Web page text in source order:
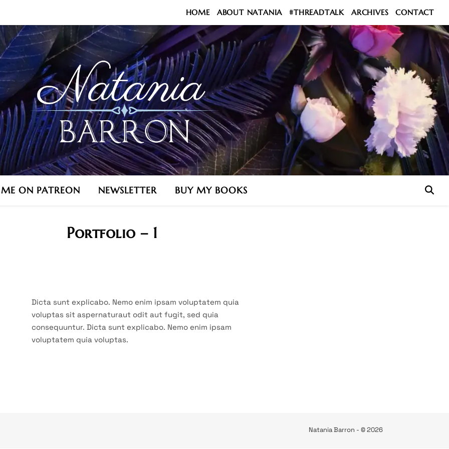
HOME ABOUT NATANIA #THREADTALK ARCHIVES CONTACT
ON PATREON NEWSLETTER BUY MY BOOKS
Portfolio – 1
Dicta sunt explicabo. Nemo enim ipsam voluptatem quia
voluptas sit aspernaturaut odit aut fugit, sed quia
consequuntur. Dicta sunt explicabo. Nemo enim ipsam
voluptatem quia voluptas.
Natania Barron - © 2026